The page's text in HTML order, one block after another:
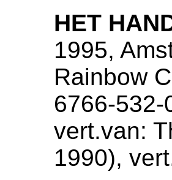
HET
1995,
Rainbow
6766-532-
vert.van:
1990),